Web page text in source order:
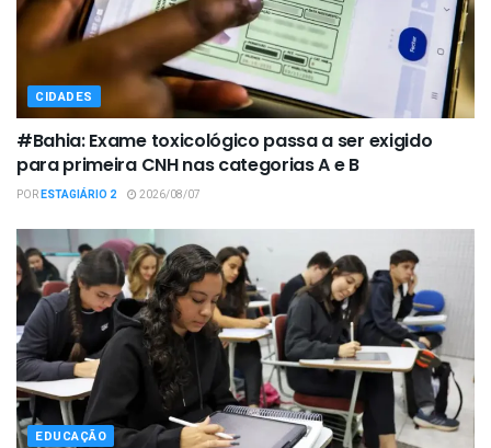
CIDADES
#Bahia: Exame toxicológico passa a ser exigido
para primeira CNH nas categorias A e B
PORESTAGIÁRIO 2 2026/08/07
EDUCAÇÃO